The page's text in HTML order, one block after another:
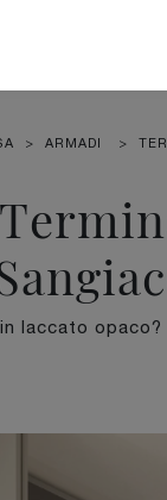
> ARMADI >
laccato